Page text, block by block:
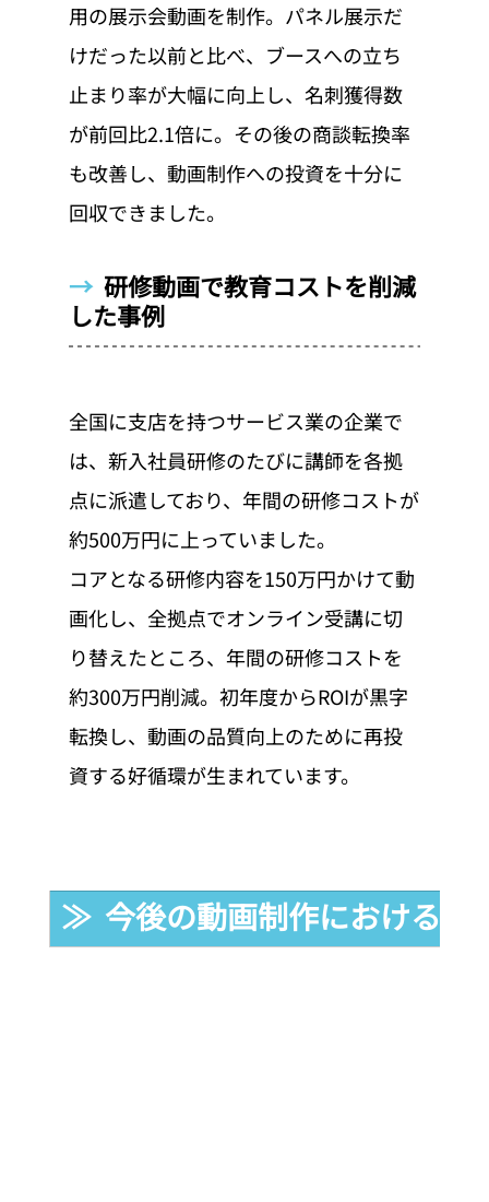
用の展示会動画を制作。パネル展示だ
けだった以前と比べ、ブースへの立ち
止まり率が大幅に向上し、名刺獲得数
が前回比2.1倍に。その後の商談転換率
も改善し、動画制作への投資を十分に
回収できました。
→ 研修動画で教育コストを削減
した事例
全国に支店を持つサービス業の企業で
は、新入社員研修のたびに講師を各拠
点に派遣しており、年間の研修コストが
約500万円に上っていました。
コアとなる研修内容を150万円かけて動
画化し、全拠点でオンライン受講に切
り替えたところ、年間の研修コストを
約300万円削減。初年度からROIが黒字
転換し、動画の品質向上のために再投
資する好循環が生まれています。
≫  今後の動画制作における